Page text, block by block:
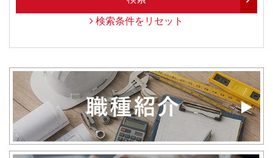
検索条件をリセット